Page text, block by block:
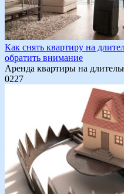
Как снять квартиру на
обратить внимание
Аренда квартиры на
0227